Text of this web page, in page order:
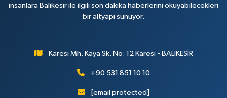
insanlara Balıkesir ile ilgili son dakika haberlerini okuyabilecekleri
bir altyapı sunuyor.
Karesi Mh. Kaya Sk. No: 12 Karesi - BALIKESİR
+90 531 851 10 10
[email protected]